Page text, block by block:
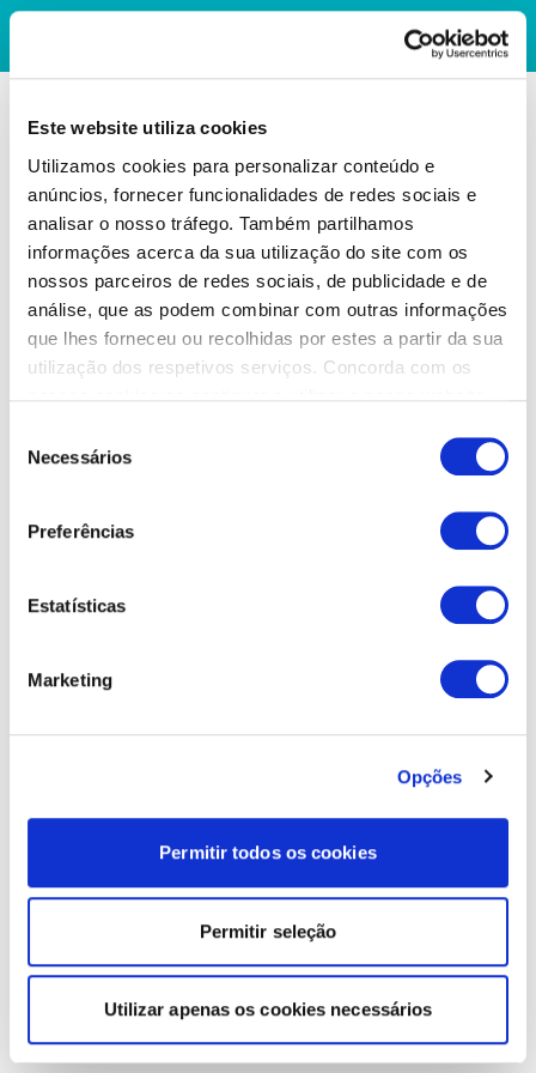
Este website utiliza cookies
Utilizamos cookies para personalizar conteúdo e
anúncios, fornecer funcionalidades de redes sociais e
analisar o nosso tráfego. Também partilhamos
informações acerca da sua utilização do site com os
nossos parceiros de redes sociais, de publicidade e de
análise, que as podem combinar com outras informações
que lhes forneceu ou recolhidas por estes a partir da sua
utilização dos respetivos serviços. Concorda com os
Necessários
Preferências
Estatísticas
Marketing
Opções
Permitir todos os cookies
Permitir seleção
Utilizar apenas os cookies necessários